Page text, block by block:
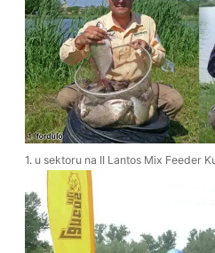
1. u sektoru na II Lantos Mix Feeder